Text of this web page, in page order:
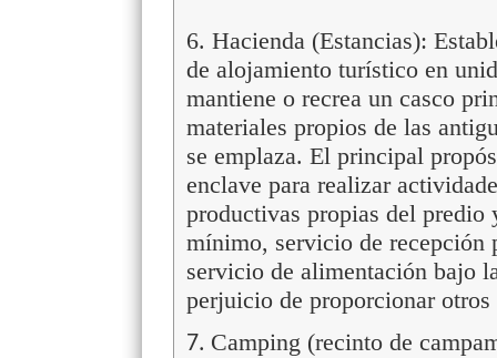
6. Hacienda (Estancias):
de alojamiento turístico en
mantiene o recrea un casco
materiales propios de las
se emplaza. El principal
enclave para realizar
productivas propias del predio
mínimo, servicio de recepción
servicio de alimentación bajo
perjuicio de proporcionar
7. Camping (recinto de